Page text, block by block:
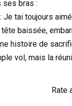
ses bras :
Je tai toujours
baissée,
histoire de
vol, mais la
Rate